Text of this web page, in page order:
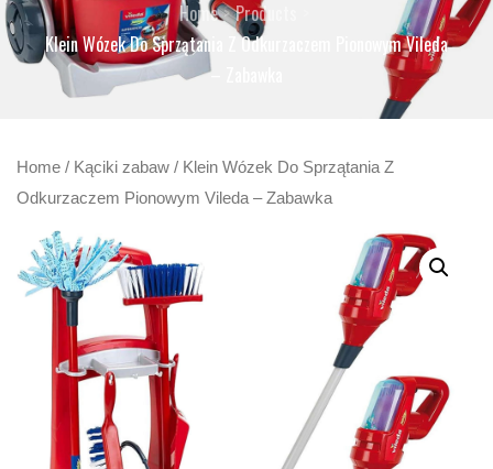
Home
Products
Klein Wózek Do Sprzątania Z Odkurzaczem Pionowym Vileda
– Zabawka
Home / Kąciki zabaw / Klein Wózek Do Sprzątania Z
Odkurzaczem Pionowym Vileda – Zabawka